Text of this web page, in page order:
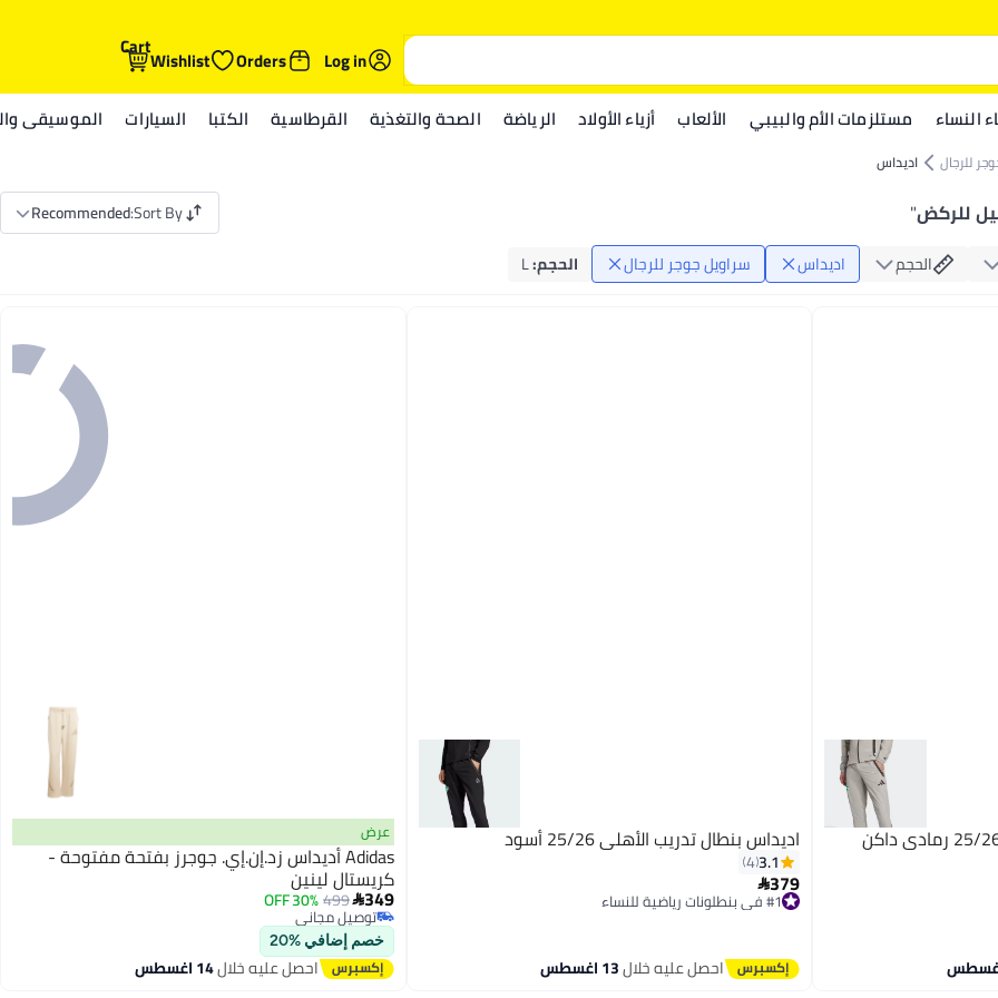
Log in
Orders
Wishlist
Cart
النساء مستلزمات الأم والبيبي الألعاب أزياء الأولاد الرياضة الصحة والتغذية القرطاسية الكتبا السيارات الموسيقى
للرجال اديداس
للركض"
Sort By
:
Recommended
الحجم اديداس سراويل جوجر للرجال الحجم:
L
اديداس بنطال تدريب الأهلي 25/26 أسود
3.1
4
379
#1 في بنطلونات رياضية للنساء
توصيل مجاني
احصل عليه خلال13 اغسطس
عرض
Adidas أديداس زد.إن.إي. جوجرز بفتحة مفتوحة -
كريستال لينين
349
499
30% OFF
توصيل مجاني
توصيل مجاني
خصم إضافي %20
احصل عليه خلال14 اغسطس